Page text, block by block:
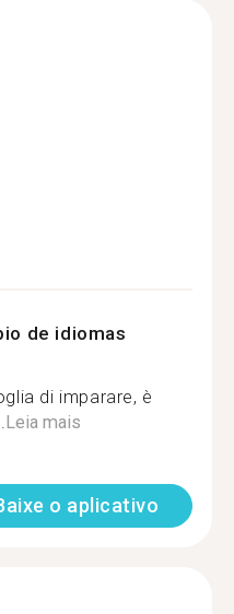
de idiomas
di imparare, è
Leia mais
o aplicativo